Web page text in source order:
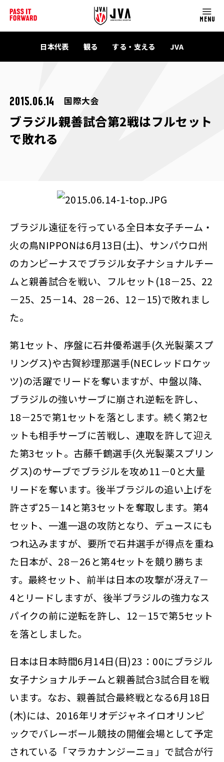
MENU
日本代表 観る する・支える JVA
2015.06.14 国際大会
ブラジル親善試合第2戦はフルセット
で敗れる
ブラジル遠征を行っている全日本女子チーム・
火の鳥NIPPONは6月13日(土)、サンパウロ州
のカンピーナスでブラジル女子ナショナルチー
ムと親善試合を戦い、フルセット(18－25、22
－25、25－14、28－26、12－15)で敗れまし
た。
第1セット、序盤に石井優希選手(久光製薬スプ
リングス)や古賀紗理那選手(NECレッドロケッ
ツ)の活躍でリードを奪いますが、中盤以降、
ブラジルの強いサーブに崩され逆転を許し、
18－25で第1セットを落とします。続く第2セ
ットも相手サーブに苦戦し、連取を許して迎え
た第3セット。古藤千鶴選手(久光製薬スプリン
グス)のサーブでブラジルを攻め11－0と大量
リードを奪います。後半ブラジルの追い上げを
許さず25－14と第3セットを奪取します。第4
セット、一進一退の攻防となり、デュースにも
つれ込みますが、要所で石井選手が得点を重ね
た日本が、28－26と第4セットを競り勝ちま
す。最終セット、前半は日本の攻撃が冴え7－
4とリードしますが、後半ブラジルの強力なス
パイクの前に逆転を許し、12－15で第5セット
を落としました。
日本は日本時間6月14日(日)23：00にブラジル
女子ナショナルチームと親善試合3試合目を戦
います。なお、親善試合最終戦となる6月18日
(木)には、2016年リオデジャネイロオリンピ
ックでバレーボール競技の開催会場として予定
されている「マラカナンジーニョ」で試合が行